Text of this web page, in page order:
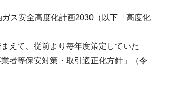
ス安全高度化計画2030（以下「高度化
えて、従前より毎年度策定していた
者等保安対策・取引適正化方針」（令